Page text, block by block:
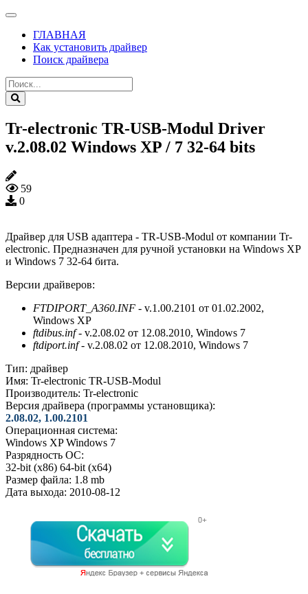
ГЛАВНАЯ
Как установить драйвер
Поиск драйвера
Tr-electronic TR-USB-Modul Driver
v.2.08.02 Windows XP / 7 32-64 bits
59
0
Драйвер для USB адаптера - TR-USB-Modul от компании Tr-
electronic. Предназначен для ручной установки на Windows XP
и Windows 7 32-64 бита.
Версии драйверов:
FTDIPORT_A360.INF - v.1.00.2101 от 01.02.2002,
Windows XP
ftdibus.inf- v.2.08.02 от 12.08.2010, Windows 7
ftdiport.inf- v.2.08.02 от 12.08.2010, Windows 7
Тип: драйвер
Имя: Tr-electronic TR-USB-Modul
Производитель: Tr-electronic
Версия драйвера (программы установщика):
2.08.02, 1.00.2101
Операционная система:
Windows XP Windows 7
Разрядность ОС:
32-bit (x86) 64-bit (x64)
Размер файла: 1.8 mb
Дата выхода: 2010-08-12